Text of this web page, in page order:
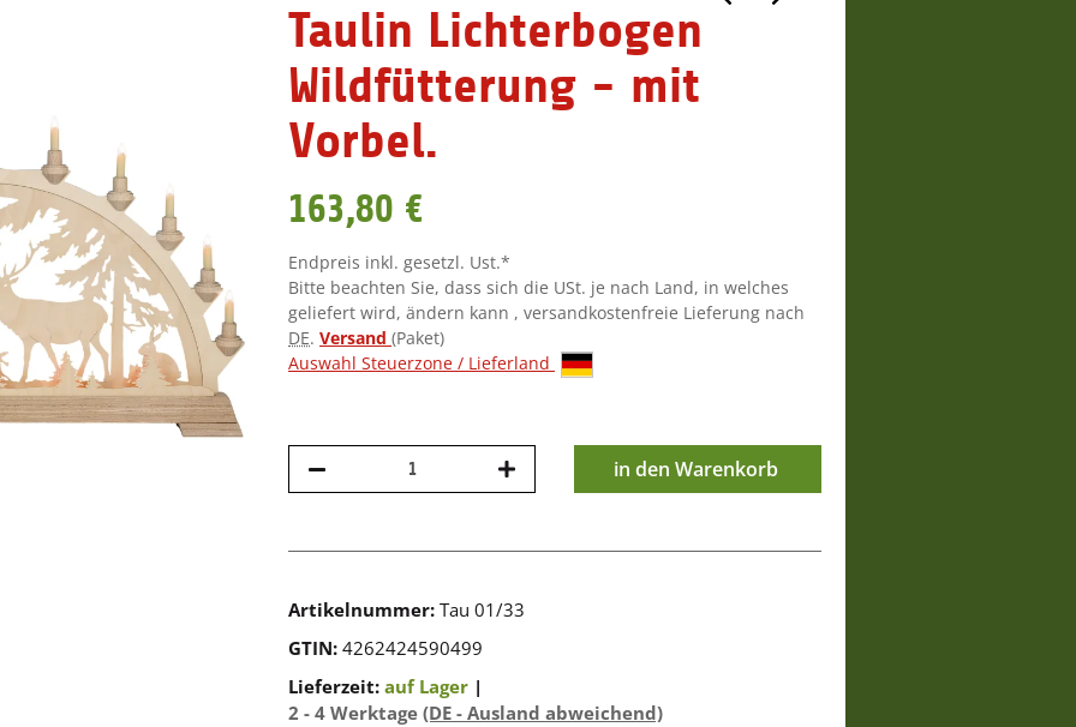
Taulin Lichterbogen
Wildfütterung - mit
Vorbel.
163,80 €
Endpreis inkl. gesetzl. Ust.*
Bitte beachten Sie, dass sich die USt. je nach Land, in welches
geliefert wird, ändern kann , versandkostenfreie Lieferung nach
DE. Versand (Paket)
Auswahl Steuerzone / Lieferland
in den Warenkorb
Artikelnummer: Tau 01/33
GTIN: 4262424590499
Lieferzeit: auf Lager |
2 - 4 Werktage (DE - Ausland abweichend)